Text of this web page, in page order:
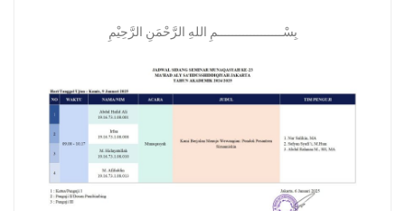
بِسْــــــــــــــــــمِ اللهِ الرَّحْمَنِ الرَّحِيْمِ